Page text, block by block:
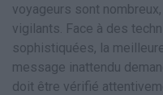
voyageurs sont
vigilants. Face à des
sophistiquées, la
message inattendu
doit être vérifié